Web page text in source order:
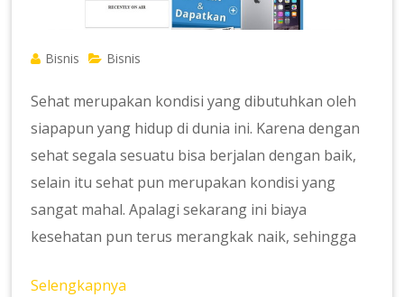
Bisnis Bisnis
Sehat merupakan kondisi yang dibutuhkan oleh
siapapun yang hidup di dunia ini. Karena dengan
sehat segala sesuatu bisa berjalan dengan baik,
selain itu sehat pun merupakan kondisi yang
sangat mahal. Apalagi sekarang ini biaya
kesehatan pun terus merangkak naik, sehingga
Selengkapnya